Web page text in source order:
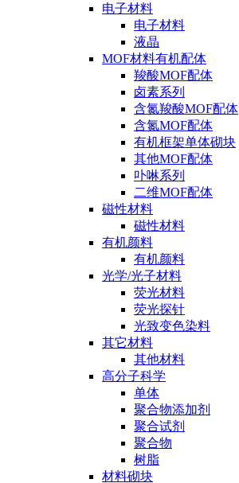
电子材料
电子材料
液晶
MOF材料有机配体
羧酸MOF配体
卤素系列
含氮羧酸MOF配体
含氮MOF配体
有机框架单体砌块
其他MOF配体
卟啉系列
二维MOF配体
磁性材料
磁性材料
有机颜料
有机颜料
光学/光子材料
荧光材料
荧光探针
光致变色染料
其它材料
其他材料
高分子科学
单体
聚合物添加剂
聚合试剂
聚合物
树脂
材料砌块